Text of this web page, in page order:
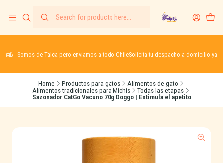
Somos de Talca pero enviamos a todo ChileSolicita tu despacho a domicilio ya
Home Productos para gatos
Alimentos de gato
Alimentos tradicionales para Michis
Todas las etapas
Sazonador CatGo Vacuno 70g Doggo | Estimula el apetito